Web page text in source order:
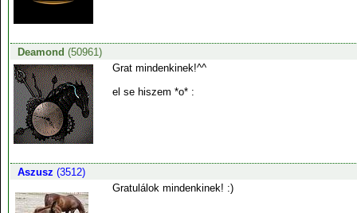
Deamond (50961)
Grat mindenkinek!^^
el se hiszem *o* :
Aszusz (3512)
Gratulálok mindenkinek! :)